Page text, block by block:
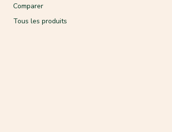
Comparer
Tous les produits